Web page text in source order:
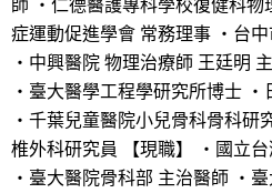
症運動促進學會 常務理事 ・台
・中興醫院 物理治療師 王廷明
・臺大醫學工程學研究所博士
・千葉兒童醫院小兒骨科骨科研
椎外科研究員 【現職】 ・國立
・臺大醫院骨科部 主治醫師 ・